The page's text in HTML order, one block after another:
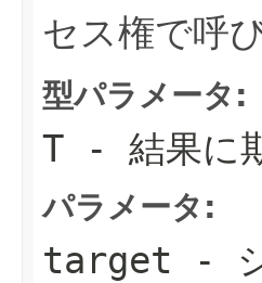
セス権で呼
型パラメータ:
T - 結果に
パラメータ:
target -